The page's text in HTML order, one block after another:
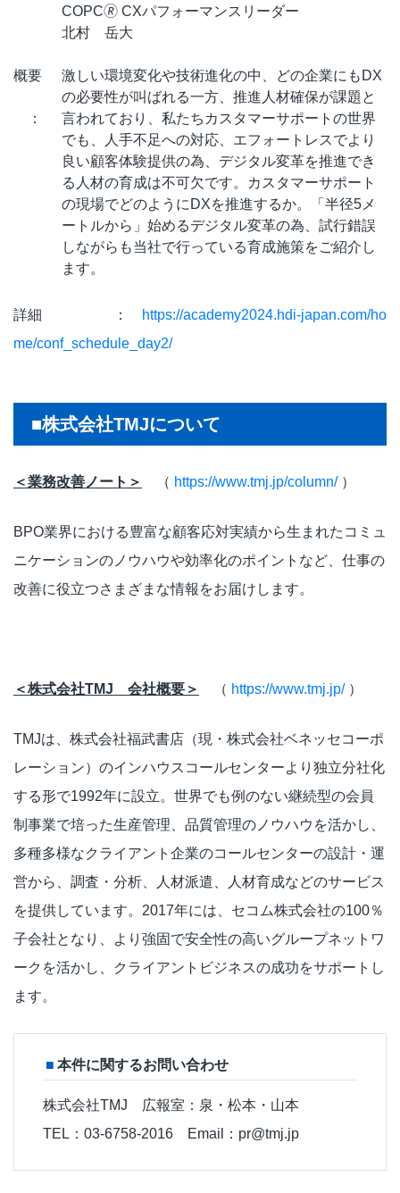
COPC🄬 CXパフォーマンスリーダー
北村 岳大
概要
：
激しい環境変化や技術進化の中、どの企業にもDX
の必要性が叫ばれる一方、推進人材確保が課題と
言われており、私たちカスタマーサポートの世界
でも、人手不足への対応、エフォートレスでより
良い顧客体験提供の為、デジタル変革を推進でき
る人材の育成は不可欠です。カスタマーサポート
の現場でどのようにDXを推進するか。「半径5メ
ートルから」始めるデジタル変革の為、試行錯誤
しながらも当社で行っている育成施策をご紹介し
ます。
詳細 ：
https://academy2024.hdi-japan.com/ho
me/conf_schedule_day2/
■株式会社TMJについて
＜業務改善ノート＞ （ https://www.tmj.jp/column/）
BPO業界における豊富な顧客応対実績から生まれたコミュ
ニケーションのノウハウや効率化のポイントなど、仕事の
改善に役立つさまざまな情報をお届けします。
＜株式会社TMJ 会社概要＞ （ https://www.tmj.jp/）
TMJは、株式会社福武書店（現・株式会社ベネッセコーポ
レーション）のインハウスコールセンターより独立分社化
する形で1992年に設立。世界でも例のない継続型の会員
制事業で培った生産管理、品質管理のノウハウを活かし、
多種多様なクライアント企業のコールセンターの設計・運
営から、調査・分析、人材派遣、人材育成などのサービス
を提供しています。2017年には、セコム株式会社の100％
子会社となり、より強固で安全性の高いグループネットワ
ークを活かし、クライアントビジネスの成功をサポートし
ます。
本件に関するお問い合わせ
株式会社TMJ 広報室：泉・松本・山本
TEL：03-6758-2016 Email：pr@tmj.jp